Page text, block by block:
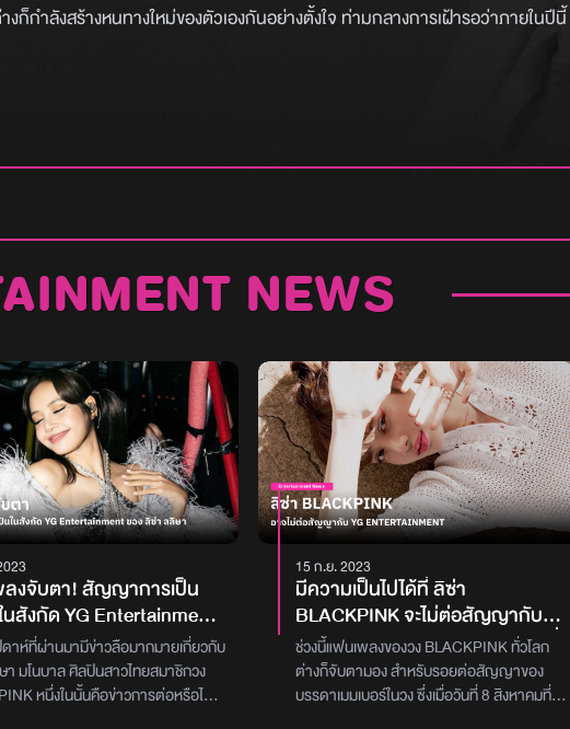
กำลังสร้างหนทางใหม่ของตัวเองกันอย่างตั้งใจ ท่ามกลางการเฝ้ารอว่าภายในปีนี้
NEWS
งจับตา! สัญญาการเป็น
สังกัด YG Entertainment
ลลิษา จะเป็นยังไงหลังเดือน
นี้
ดาห์ที่ผ่านมามีข่าวลือมากมายเกี่ยวกับ
มโนบาล ศิลปินสาวไทยสมาชิกวง
หนึ่งในนั้นคือข่าวการต่อหรือไม่
15 ก.ย. 2023
มีความเป็นไปได้ที่ ลิซ่า
BLACKPINK จะไม่ต่อสัญญากับ
YG ENTERTAINMENT แม้จะถูกยื่น
ข้อเสนอกว่า 1.4 พันล้าน
ช่วงนี้แฟนเพลงของวง BLACKPINK ทั่วโลก
ต่างก็จับตามอง สำหรับรอยต่อสัญญาของ
บรรดาเมมเบอร์ในวง ซึ่งเมื่อวันที่ 8 สิงหาคมที่